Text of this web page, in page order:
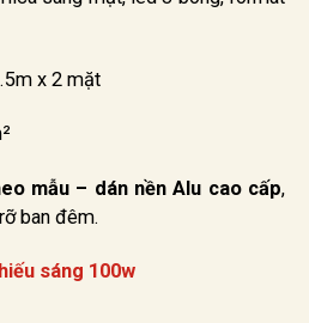
x 2 mặt
mẫu – dán nền Alu cao cấp,
ban đêm.
sáng 100w